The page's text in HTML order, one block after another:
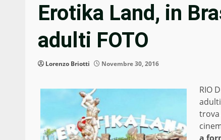
Erotika Land, in
adulti FOTO
Lorenzo Briotti Novembre 30, 2016
RIO
trova